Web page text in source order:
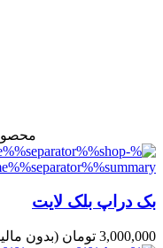
بک دراپ بلک لایت
3,000,000 تومان (بدون